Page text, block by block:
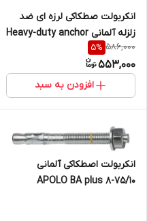
انکربولت صطکاکی لرزه ای ضد
زلزله آلمانی Heavy-duty anchor
SLA B with bolt M10
586,000
5%
553,000
افزودن به سبد
انکربولت اصطکاکی آلمانی
APOLO BA plus 8-75/10